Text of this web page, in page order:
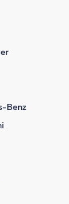
Benz